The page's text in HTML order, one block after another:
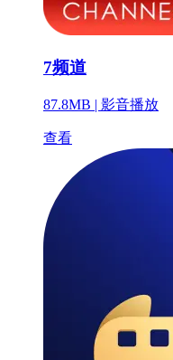
7频道
87.8MB | 影音播放
查看